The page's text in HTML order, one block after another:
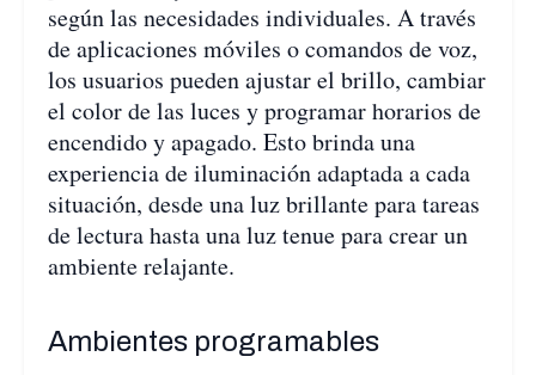
según las necesidades individuales. A través
de aplicaciones móviles o comandos de voz,
los usuarios pueden ajustar el brillo, cambiar
el color de las luces y programar horarios de
encendido y apagado. Esto brinda una
experiencia de iluminación adaptada a cada
situación, desde una luz brillante para tareas
de lectura hasta una luz tenue para crear un
ambiente relajante.
Ambientes programables